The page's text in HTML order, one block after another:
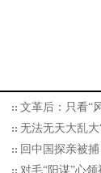
文革后：只看“
无法无天大乱
回中国探亲被
对毛“阳谋”心